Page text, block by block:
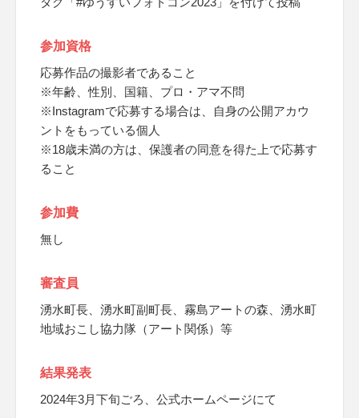
参加資格
応募作品の撮影者であること
※年齢、性別、国籍、プロ・アマ不問
※Instagramで応募する場合は、自身の公開アカウ
ントをもっている個人
※18歳未満の方は、保護者の同意を得た上で応募す
ること
参加費
無し
審査員
湧水町長、湧水町副町長、霧島アートの森、湧水町
地域おこし協力隊（アート関係）等
結果発表
2024年3月下旬ごろ、公式ホームページにて